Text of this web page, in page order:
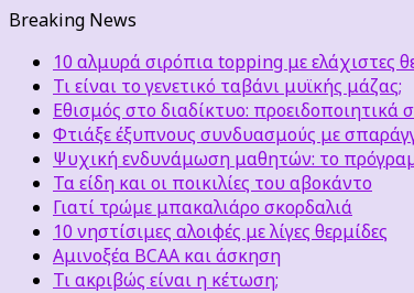
Breaking News
10 αλμυρά σιρόπια topping με ελάχιστες
Τι είναι το γενετικό ταβάνι μυϊκής μάζας;
Εθισμός στο διαδίκτυο: προειδοποιητικά
Φτιάξε έξυπνους συνδυασμούς με
Ψυχική ενδυνάμωση μαθητών: το
Τα είδη και οι ποικιλίες του αβοκάντο
Γιατί τρώμε μπακαλιάρο σκορδαλιά
10 νηστίσιμες αλοιφές με λίγες θερμίδες
Αμινοξέα BCAA και άσκηση
Τι ακριβώς είναι η κέτωση;